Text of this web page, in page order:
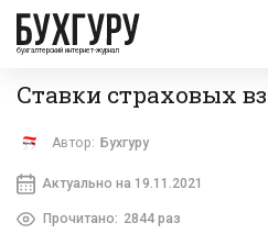
бухгалтерский интернет-журнал
Ставки страховых
Автор: Бухгуру
Актуально на 19.11.2021
Прочитано: 2844 раз